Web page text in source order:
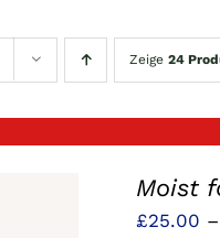
Zeige 24
Moist
£25.00